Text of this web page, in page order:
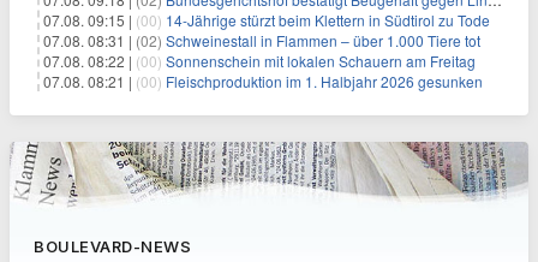
07.08. 09:15 | (00) 14-Jährige stürzt beim Klettern in Südtirol zu Tode
07.08. 08:31 | (02) Schweinestall in Flammen – über 1.000 Tiere tot
07.08. 08:22 | (00) Sonnenschein mit lokalen Schauern am Freitag
07.08. 08:21 | (00) Fleischproduktion im 1. Halbjahr 2026 gesunken
BOULEVARD-NEWS